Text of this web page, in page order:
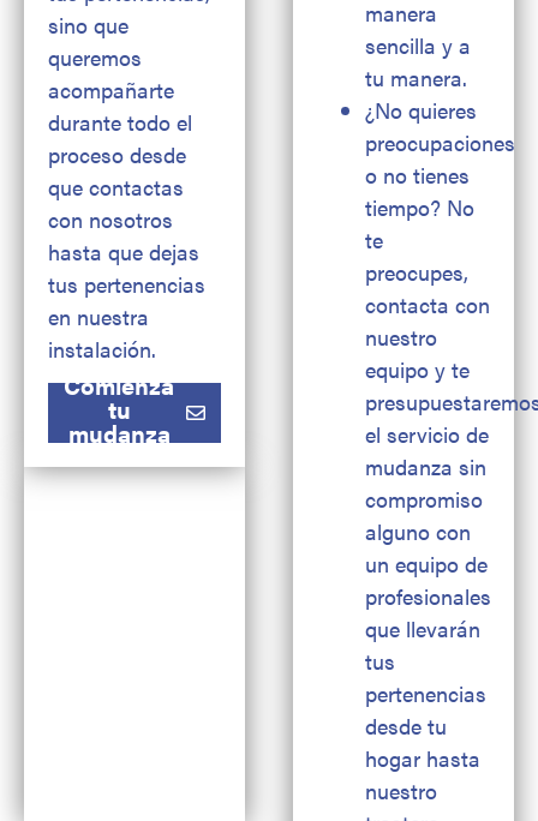
sino que
queremos
acompañarte
durante todo el
proceso desde
que contactas
con nosotros
hasta que dejas
tus pertenencias
en nuestra
instalación.
Comienza
tu
mudanza
manera
sencilla y a
tu manera.
¿No quieres
preocupaciones
o no tienes
tiempo? No
te
preocupes,
contacta con
nuestro
equipo y te
el servicio de
mudanza sin
compromiso
alguno con
un equipo de
profesionales
que llevarán
tus
pertenencias
desde tu
hogar hasta
nuestro